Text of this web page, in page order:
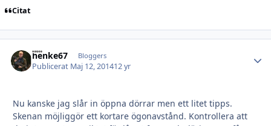
Citat
henke67 Bloggers
Publicerat Maj 12, 201412 yr
Nu kanske jag slår in öppna dörrar men ett litet tipps.
Skenan möjliggör ett kortare ögonavstånd. Kontrollera att